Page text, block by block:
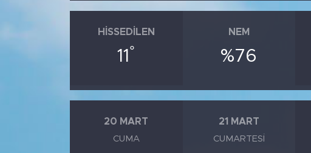
HISSEDILEN
11 °
NEM
%76
20 MART
CUMA
21 MART
CUMARTESI